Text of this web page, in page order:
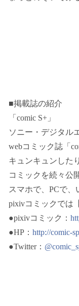
■掲載誌の紹介
「comic S+」
ソニー・デジタル
webコミック誌「
キュンキュンした
コミックを続々公
スマホで、PCで
pixivコミックでは
●pixivコミック：
●HP： http://comic-
●Twitter：